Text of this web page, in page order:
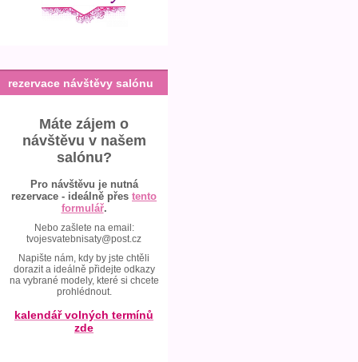
rezervace návštěvy salónu
Máte zájem o
návštěvu v našem
salónu?
Pro návštěvu je nutná
rezervace - ideálně přes tento
formulář.
Nebo zašlete na email:
tvojesvatebnisaty@post.cz
Napište nám, kdy by jste chtěli
dorazit a ideálně přidejte odkazy
na vybrané modely, které si chcete
prohlédnout.
kalendář volných termínů
zde